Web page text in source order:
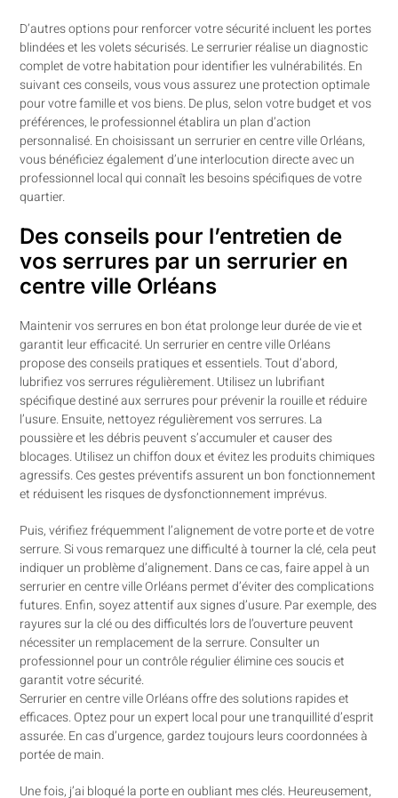
D’autres options pour renforcer votre sécurité incluent les portes
blindées et les volets sécurisés. Le serrurier réalise un diagnostic
complet de votre habitation pour identifier les vulnérabilités. En
suivant ces conseils, vous vous assurez une protection optimale
pour votre famille et vos biens. De plus, selon votre budget et vos
préférences, le professionnel établira un plan d’action
personnalisé. En choisissant un serrurier en centre ville Orléans,
vous bénéficiez également d’une interlocution directe avec un
professionnel local qui connaît les besoins spécifiques de votre
quartier.
Des conseils pour l’entretien de
vos serrures par un serrurier en
centre ville Orléans
Maintenir vos serrures en bon état prolonge leur durée de vie et
garantit leur efficacité. Un serrurier en centre ville Orléans
propose des conseils pratiques et essentiels. Tout d’abord,
lubrifiez vos serrures régulièrement. Utilisez un lubrifiant
spécifique destiné aux serrures pour prévenir la rouille et réduire
l’usure. Ensuite, nettoyez régulièrement vos serrures. La
poussière et les débris peuvent s’accumuler et causer des
blocages. Utilisez un chiffon doux et évitez les produits chimiques
agressifs. Ces gestes préventifs assurent un bon fonctionnement
et réduisent les risques de dysfonctionnement imprévus.
Puis, vérifiez fréquemment l’alignement de votre porte et de votre
serrure. Si vous remarquez une difficulté à tourner la clé, cela peut
indiquer un problème d’alignement. Dans ce cas, faire appel à un
serrurier en centre ville Orléans permet d’éviter des complications
futures. Enfin, soyez attentif aux signes d’usure. Par exemple, des
rayures sur la clé ou des difficultés lors de l’ouverture peuvent
nécessiter un remplacement de la serrure. Consulter un
professionnel pour un contrôle régulier élimine ces soucis et
garantit votre sécurité.
Serrurier en centre ville Orléans offre des solutions rapides et
efficaces. Optez pour un expert local pour une tranquillité d’esprit
assurée. En cas d’urgence, gardez toujours leurs coordonnées à
portée de main.
Une fois, j’ai bloqué la porte en oubliant mes clés. Heureusement,